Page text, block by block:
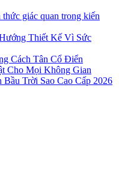
giác quan trong kiến
Thiết Kế Vì Sức
Cách Tân Cổ Điển
Cho Mọi Không Gian
Bầu Trời Sao Cao Cấp 2026